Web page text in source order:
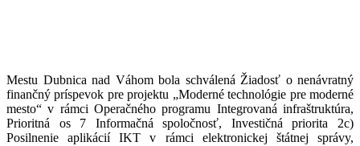
Mestu Dubnica nad Váhom bola schválená Žiadosť o nenávratný
finančný príspevok pre projektu „Moderné technológie pre moderné
mesto“ v rámci Operačného programu Integrovaná infraštruktúra,
Prioritná os 7 Informačná spoločnosť, Investičná priorita 2c)
Posilnenie aplikácií IKT v rámci elektronickej štátnej správy,